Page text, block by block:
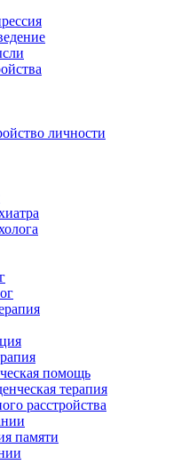
личности
помощь
терапия
расстройства
памяти